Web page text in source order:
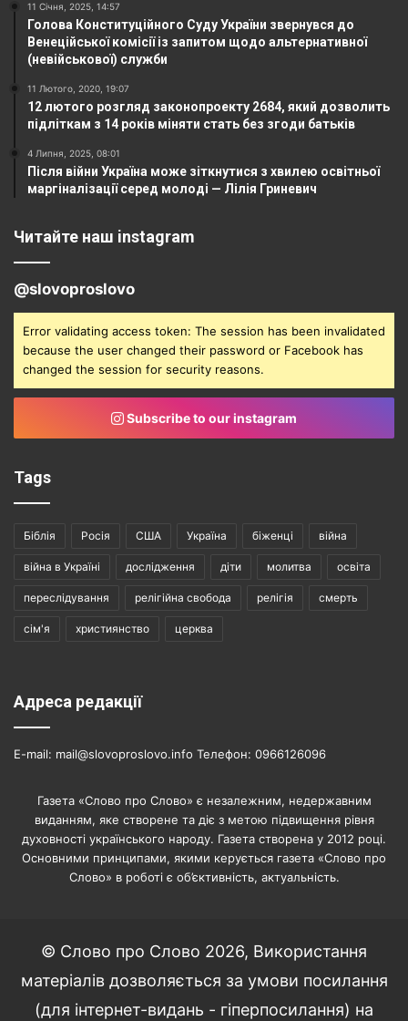
11 Січня, 2025, 14:57
Голова Конституційного Суду України звернувся до
Венеційської комісії із запитом щодо альтернативної
(невійськової) служби
11 Лютого, 2020, 19:07
12 лютого розгляд законопроекту 2684, який дозволить
підліткам з 14 років міняти стать без згоди батьків
4 Липня, 2025, 08:01
Після війни Україна може зіткнутися з хвилею освітньої
маргіналізації серед молоді — Лілія Гриневич
Читайте наш instagram
@slovoproslovo
Error validating access token: The session has been invalidated
because the user changed their password or Facebook has
changed the session for security reasons.
Subscribe to our instagram
Tags
Біблія Росія США Україна біженці війна
війна в Україні дослідження діти молитва освіта
переслідування релігійна свобода релігія смерть
сім'я християнство церква
Адреса редакції
E-mail: mail@slovoproslovo.info Телефон: 0966126096
Газета «Слово про Слово» є незалежним, недержавним
виданням, яке створене та діє з метою підвищення рівня
духовності українського народу. Газета створена у 2012 році.
Основними принципами, якими керується газета «Слово про
Слово» в роботі є об’єктивність, актуальність.
© Слово про Слово 2026, Використання
матеріалів дозволяється за умови посилання
(для інтернет-видань - гіперпосилання) на